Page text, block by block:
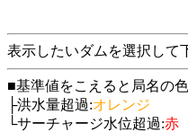
表示したいダムを選択して
■基準値をこえると局名の
├洪水量超過:オレンジ
└サーチャージ水位超過:赤